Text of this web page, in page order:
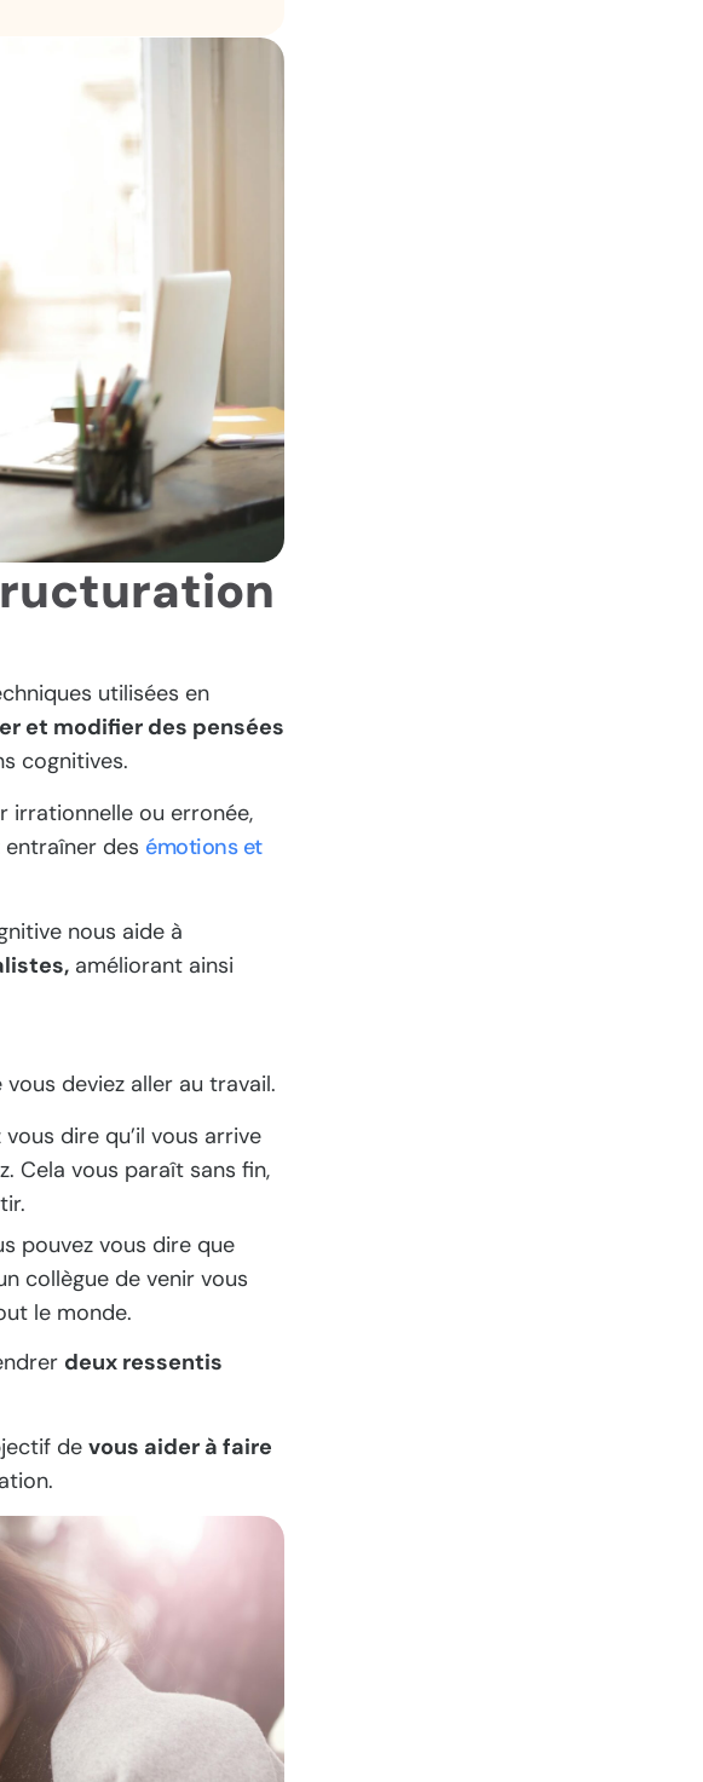
utilisées en
et modifier des pensées
cognitives.
irrationnelle ou erronée,
des émotions et
nous aide à
améliorant ainsi
deviez aller au travail.
dire qu’il vous arrive
Cela vous paraît sans fin,
pouvez vous dire que
collègue de venir vous
le monde.
deux ressentis
de vous aider à faire